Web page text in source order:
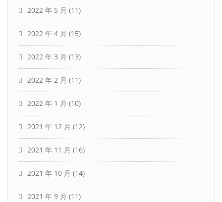
2022 年 5 月 (11)
2022 年 4 月 (15)
2022 年 3 月 (13)
2022 年 2 月 (11)
2022 年 1 月 (10)
2021 年 12 月 (12)
2021 年 11 月 (16)
2021 年 10 月 (14)
2021 年 9 月 (11)